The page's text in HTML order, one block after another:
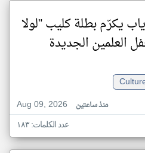
يكرّم بطلة كليب "لولا
العلمين الجديدة
Aug 09, 2026
منذ ساعتين
عدد الكلمات: ١٨٣